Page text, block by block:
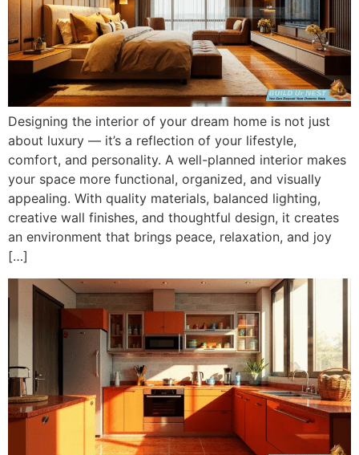
Designing the interior of your dream home is not just
about luxury — it’s a reflection of your lifestyle,
comfort, and personality. A well-planned interior makes
your space more functional, organized, and visually
appealing. With quality materials, balanced lighting,
creative wall finishes, and thoughtful design, it creates
an environment that brings peace, relaxation, and joy
[…]